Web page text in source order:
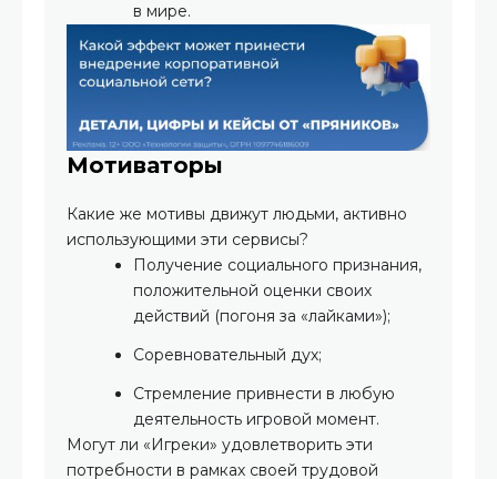
в мире.
Мотиваторы
Какие же мотивы движут людьми, активно
использующими эти сервисы?
Получение социального признания,
положительной оценки своих
действий (погоня за «лайками»);
Соревновательный дух;
Стремление привнести в любую
деятельность игровой момент.
Могут ли «Игреки» удовлетворить эти
потребности в рамках своей трудовой